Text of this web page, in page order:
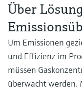
Über
Um Emissionen
und Effizienz im
müssen
überwacht werden.